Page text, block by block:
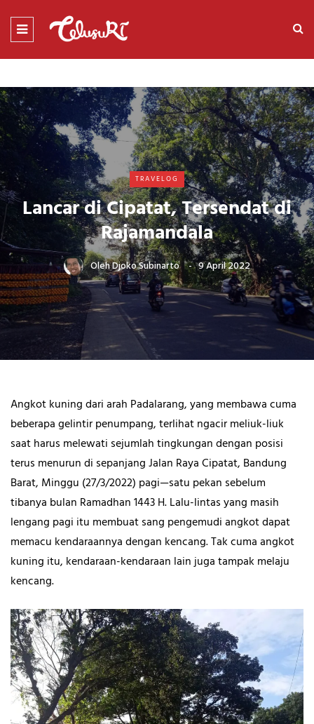
TRAVELOG
Lancar di Cipatat, Tersendat di
Rajamandala
OlehDjoko Subinarto 9 April 2022
Angkot kuning dari arah Padalarang, yang membawa cuma
beberapa gelintir penumpang, terlihat ngacir meliuk-liuk
saat harus melewati sejumlah tingkungan dengan posisi
terus menurun di sepanjang Jalan Raya Cipatat, Bandung
Barat, Minggu (27/3/2022) pagi—satu pekan sebelum
tibanya bulan Ramadhan 1443 H. Lalu-lintas yang masih
lengang pagi itu membuat sang pengemudi angkot dapat
memacu kendaraannya dengan kencang. Tak cuma angkot
kuning itu, kendaraan-kendaraan lain juga tampak melaju
kencang.